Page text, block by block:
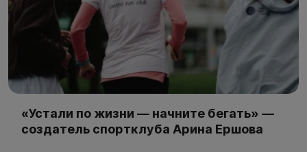
«Устали по жизни — начните бегать» —
создатель спортклуба Арина Ершова